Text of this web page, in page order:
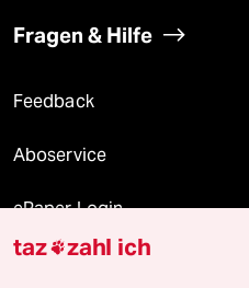
Fragen & Hilfe
Feedback
Aboservice
ePaper Login
Downloads für Abonnierende
taz zahl ich